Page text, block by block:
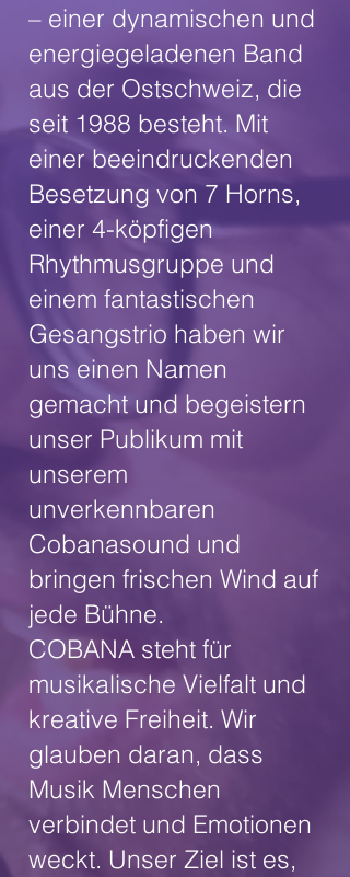
– einer dynamischen und
energiegeladenen Band
aus der Ostschweiz, die
seit 1988 besteht. Mit
einer beeindruckenden
Besetzung von 7 Horns,
einer 4-köpfigen
Rhythmusgruppe und
einem fantastischen
Gesangstrio haben wir
uns einen Namen
gemacht und begeistern
unser Publikum mit
unserem
unverkennbaren
Cobanasound und
bringen frischen Wind auf
jede Bühne.
COBANA steht für
musikalische Vielfalt und
kreative Freiheit. Wir
glauben daran, dass
Musik Menschen
verbindet und Emotionen
weckt. Unser Ziel ist es,